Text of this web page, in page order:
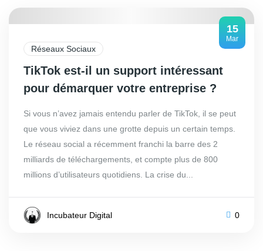
15
Mar
Réseaux Sociaux
TikTok est-il un support intéressant
pour démarquer votre entreprise ?
Si vous n’avez jamais entendu parler de TikTok, il se peut
que vous viviez dans une grotte depuis un certain temps.
Le réseau social a récemment franchi la barre des 2
milliards de téléchargements, et compte plus de 800
millions d’utilisateurs quotidiens. La crise du...
Incubateur Digital 0